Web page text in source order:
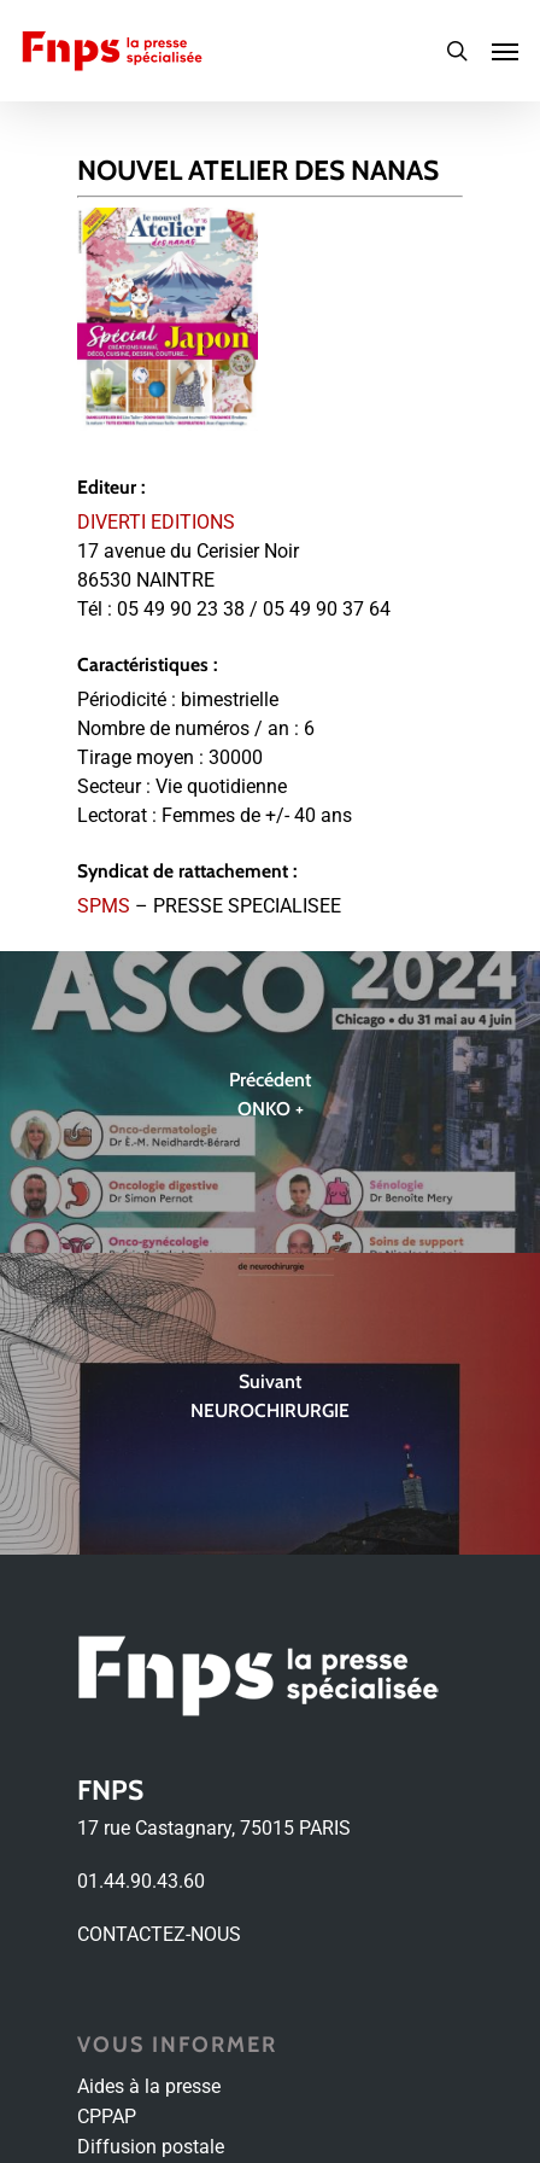
main
search
NOUVEL ATELIER DES NANAS
Editeur :
DIVERTI EDITIONS
17 avenue du Cerisier Noir
86530 NAINTRE
Tél : 05 49 90 23 38 / 05 49 90 37 64
Caractéristiques :
Périodicité : bimestrielle
Nombre de numéros / an : 6
Tirage moyen : 30000
Secteur : Vie quotidienne
Lectorat : Femmes de +/- 40 ans
Syndicat de rattachement :
SPMS – PRESSE SPECIALISEE
Précédent
ONKO +
Suivant
NEUROCHIRURGIE
FNPS
17 rue Castagnary, 75015 PARIS
01.44.90.43.60
CONTACTEZ-NOUS
VOUS INFORMER
Aides à la presse
CPPAP
Diffusion postale